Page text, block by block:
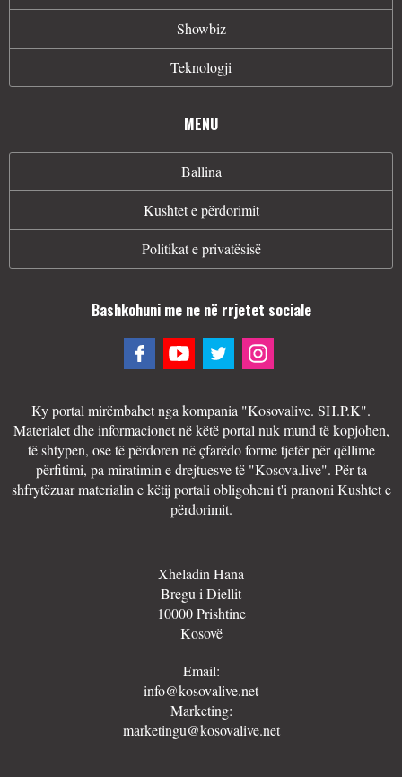
Showbiz
Teknologji
MENU
Ballina
Kushtet e përdorimit
Politikat e privatësisë
Bashkohuni me ne në rrjetet sociale
Ky portal mirëmbahet nga kompania "Kosovalive. SH.P.K".
Materialet dhe informacionet në këtë portal nuk mund të kopjohen,
të shtypen, ose të përdoren në çfarëdo forme tjetër për qëllime
përfitimi, pa miratimin e drejtuesve të "Kosova.live". Për ta
shfrytëzuar materialin e këtij portali obligoheni t'i pranoni Kushtet e
përdorimit.
Xheladin Hana
Bregu i Diellit
10000 Prishtine
Kosovë
Email:
info@kosovalive.net
Marketing:
marketingu@kosovalive.net